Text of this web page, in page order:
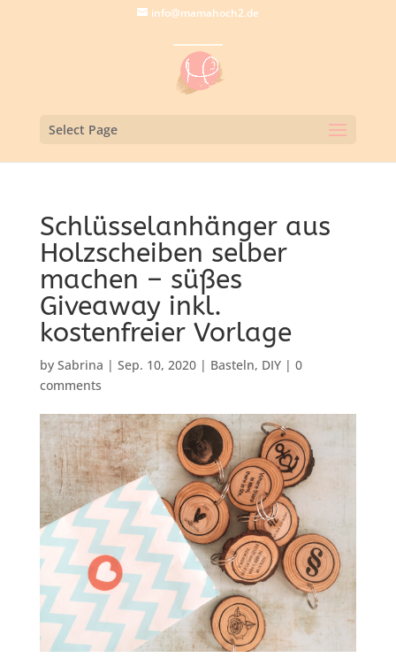
info@mamahoch2.de
Select Page
Schlüsselanhänger aus
Holzscheiben selber
machen – süßes
Giveaway inkl.
kostenfreier Vorlage
by Sabrina | Sep. 10, 2020| Basteln, DIY| 0
comments